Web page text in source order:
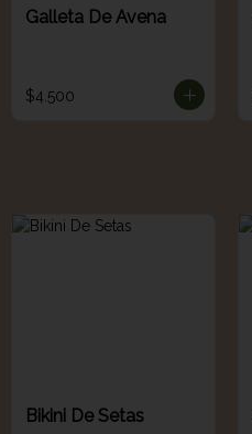
Galleta De Avena
$4.500
Bikini De Setas